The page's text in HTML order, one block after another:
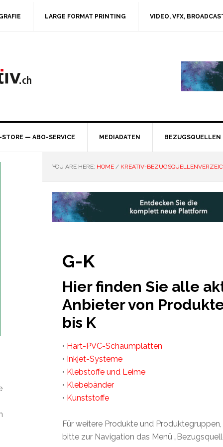
LARGE FORMAT PRINTING VIDEO, VFX,
STORE — ABO-SERVICE MEDIADATEN BEZUGSQUELLEN
YOU ARE HERE: HOME / KREATIV-
G-K
Hier finden Sie alle
Anbieter von
bis K
• Hart-PVC-Schaumplatten
• Inkjet-Systeme
• Klebstoffe und Leime
• Klebebänder
• Kunststoffe
Für weitere Produkte und
bitte zur Navigation das Menü